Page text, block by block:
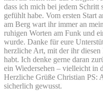
dass ich mich bei jedem Schritt
gefühlt habe. Vom ersten Start
am Berg wart ihr immer an
ruhigen Worten am Funk und
wurde. Danke für eure
herzliche Art, mit der ihr
habt. Ich denke gerne daran
ein Wiedersehen – vielleicht in
Herzliche Grüße Christian PS:
sicherlich gewusst.